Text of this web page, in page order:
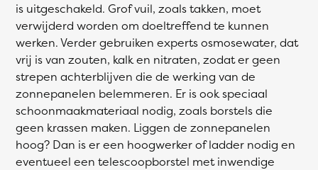
is uitgeschakeld. Grof vuil, zoals takken, moet
verwijderd worden om doeltreffend te kunnen
werken. Verder gebruiken experts osmosewater, dat
vrij is van zouten, kalk en nitraten, zodat er geen
strepen achterblijven die de werking van de
zonnepanelen belemmeren. Er is ook speciaal
schoonmaakmateriaal nodig, zoals borstels die
geen krassen maken. Liggen de zonnepanelen
hoog? Dan is er een hoogwerker of ladder nodig en
eventueel een telescoopborstel met inwendige